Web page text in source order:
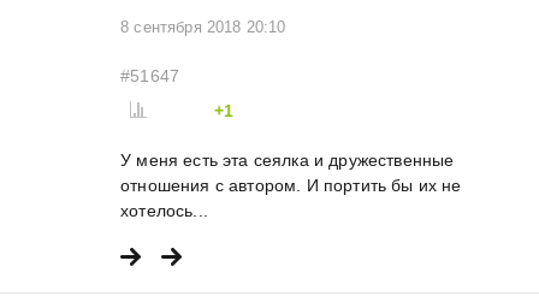
8 сентября 2018 20:10
#51647
+1
У меня есть эта сеялка и дружественные
отношения с автором. И портить бы их не
хотелось...